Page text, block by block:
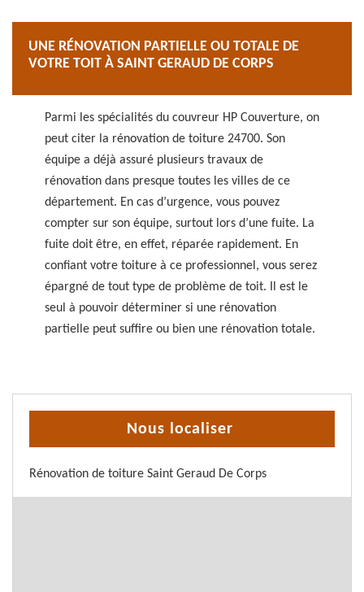
UNE RÉNOVATION PARTIELLE OU TOTALE DE
VOTRE TOIT À SAINT GERAUD DE CORPS
Parmi les spécialités du couvreur HP Couverture, on
peut citer la rénovation de toiture 24700. Son
équipe a déjà assuré plusieurs travaux de
rénovation dans presque toutes les villes de ce
département. En cas d’urgence, vous pouvez
compter sur son équipe, surtout lors d’une fuite. La
fuite doit être, en effet, réparée rapidement. En
confiant votre toiture à ce professionnel, vous serez
épargné de tout type de problème de toit. Il est le
seul à pouvoir déterminer si une rénovation
partielle peut suffire ou bien une rénovation totale.
Nous localiser
Rénovation de toiture Saint Geraud De Corps